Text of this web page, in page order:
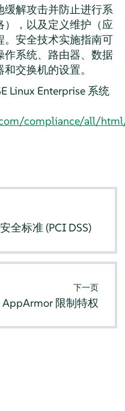
解攻击并防止进行系
，以及定义维护（应
。安全技术实施指南可
系统、路由器、数据
交换机的设置。
Linux Enterprise 系统
compliance/all/
全标准 (PCI DSS)
下一页
AppArmor限制特权